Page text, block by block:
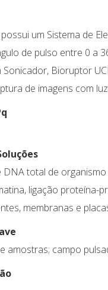
um Sistema de
de pulso entre 0 a
Sonicador, Bioruptor
de imagens com
DNA total de
ligação proteína-
membranas e
amostras; campo